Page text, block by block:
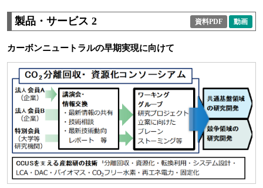
製品・サービス 2 動画
資料PDF
カーボンニュートラルの早期実現に向けて